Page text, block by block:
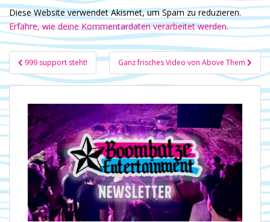
Diese Website verwendet Akismet, um Spam zu reduzieren.
Erfahre, wie deine Kommentardaten verarbeitet werden.
Beitragsnavigation
999 support steht! Ganz frisches Video von Above Them